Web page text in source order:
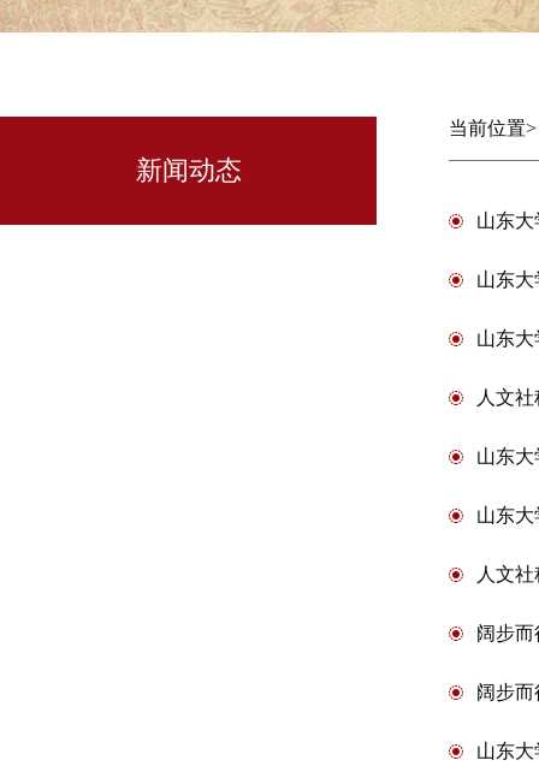
新闻动态
当前位置
山东大
山东大
山东大
人文
山东大
山东
人文
阔步而
阔步而
山东大